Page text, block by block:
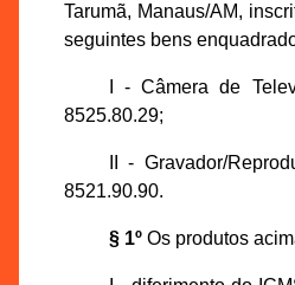
Tarumã, Manaus/AM,
seguintes bens
I - Câmera de
8525.80.29;
II - Gravador/
8521.90.90.
§ 1ºOs produtos